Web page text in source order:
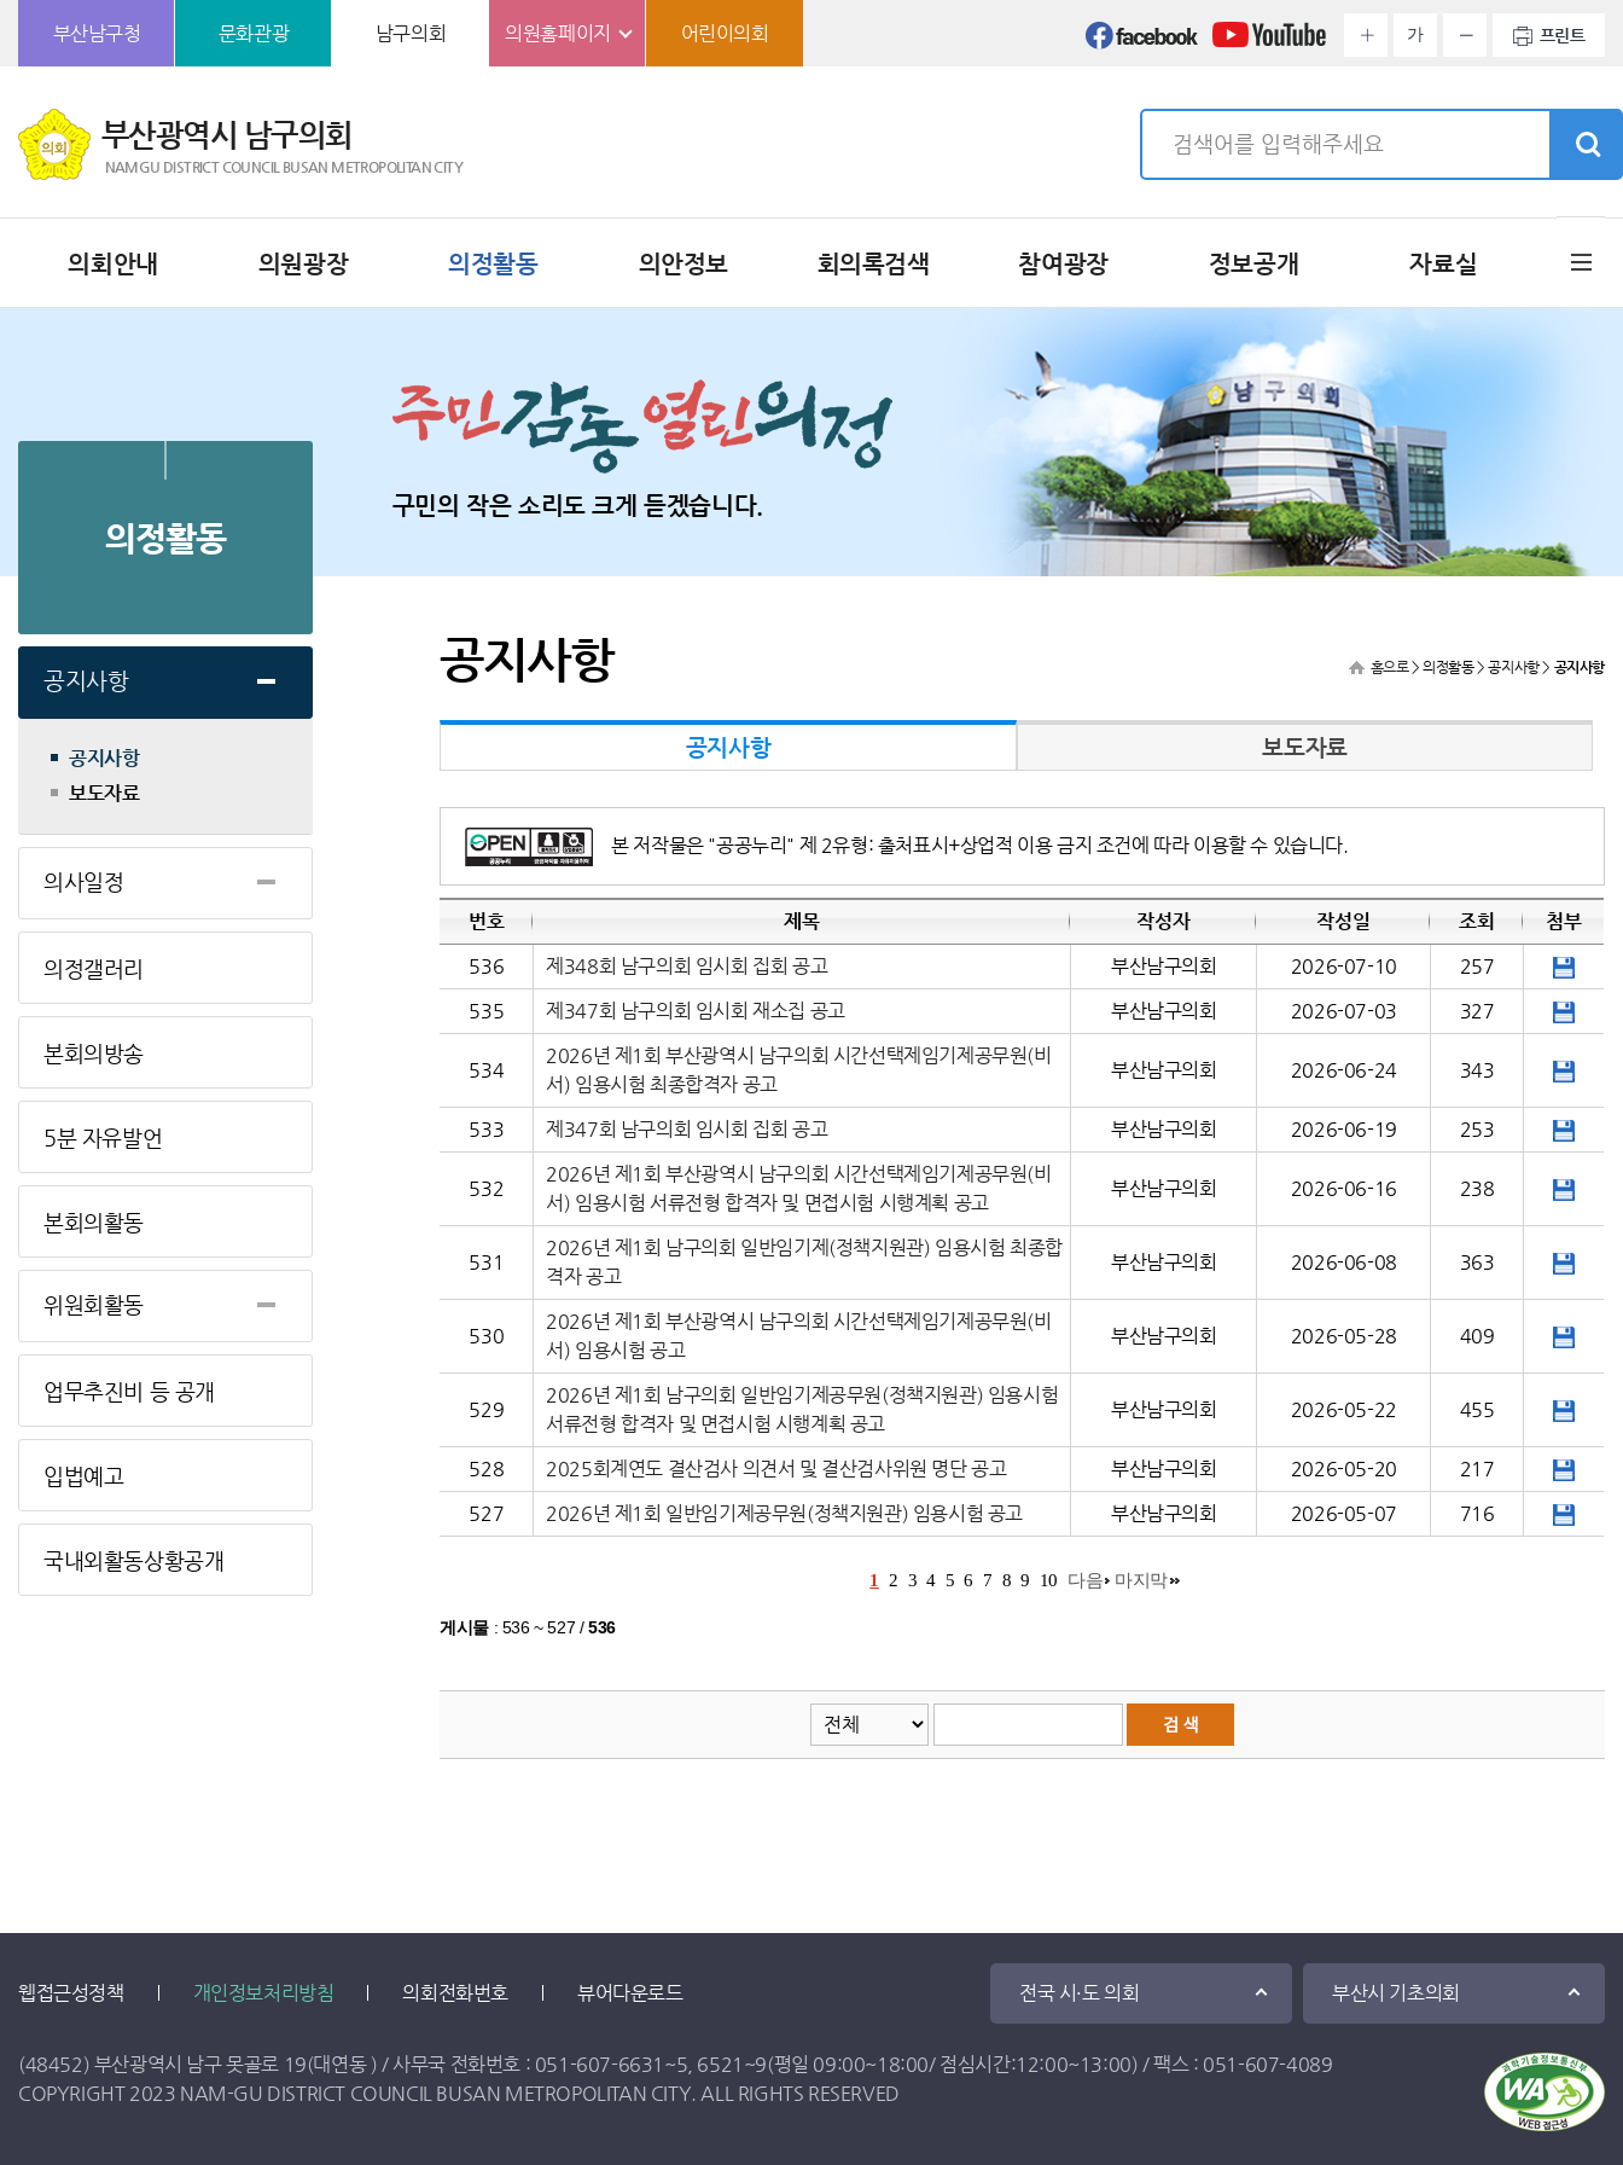
부산남구청
문화관광 남구의회 의원홈페이지 어린이의회 가 프린트
부산광역시 남구의회
NAMGU DISTRICT COUNCIL BUSAN METROPOLITAN CITY
의회안내 의원광장 의정활동 의안정보 회의록검색 참여광장 정보공개 자료실
구민의 작은 소리도 크게 듣겠습니다.
의정활동
공지사항
공지사항
보도자료
의사일정
의정갤러리
본회의방송
5분 자유발언
본회의활동
위원회활동
업무추진비 등 공개
입법예고
국내외활동상황공개
공지사항 홈으로> 의정활동 > 공지사항 > 공지사항
공지사항 보도자료
본 저작물은 "공공누리" 제 2유형: 출처표시+상업적 이용 금지 조건에 따라 이용할 수 있습니다.
번호 제목 작성자 작성일 조회
첨부
536
제348회 남구의회 임시회 집회 공고 부산남구의회 2026-07-10
257
535
제347회 남구의회 임시회 재소집 공고 부산남구의회 2026-07-03 327
534
2026년 제1회 부산광역시 남구의회 시간선택제임기제공무원(비
서) 임용시험 최종합격자 공고
부산남구의회 2026-06-24 343
533 제347회 남구의회 임시회 집회 공고 부산남구의회 2026-06-19 253
532
2026년 제1회 부산광역시 남구의회 시간선택제임기제공무원(비
서) 임용시험 서류전형 합격자 및 면접시험 시행계획 공고
부산남구의회 2026-06-16 238
531
2026년 제1회 남구의회 일반임기제(정책지원관) 임용시험 최종합
격자 공고
부산남구의회 2026-06-08 363
530
2026년 제1회 부산광역시 남구의회 시간선택제임기제공무원(비
서) 임용시험 공고
부산남구의회 2026-05-28 409
529
2026년 제1회 남구의회 일반임기제공무원(정책지원관) 임용시험
서류전형 합격자 및 면접시험 시행계획 공고
부산남구의회 2026-05-22 455
528 2025회계연도 결산검사 의견서 및 결산검사위원 명단 공고 부산남구의회 2026-05-20
217
527
2026년 제1회 일반임기제공무원(정책지원관) 임용시험 공고 부산남구의회 2026-05-07 716
1 2 3 4 5 6 7 8 9 10 다음 마지막
게시물 : 536 ~ 527 /536
전국 시·도 의회 부산시 기초의회
웹접근성정책 개인정보처리방침 의회전화번호 뷰어다운로드
(48452) 부산광역시 남구 못골로 19(대연동 ) / 사무국 전화번호 : 051-607-6631 ~5 6521 ~9(평일 09:00~18:00/ 점심시간:12:00~13:00) / 팩스 : 051-607-4089
COPYRIGHT 2023 NAM-GU DISTRICT COUNCIL BUSAN METROPOLITAN CITY. ALL RIGHTS RESERVED